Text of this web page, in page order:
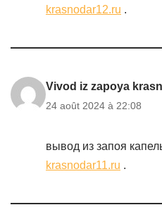
krasnodar12.ru .
Vivod iz zapoya
24 août 2024 à 22:08
вывод из запоя
krasnodar11.ru .